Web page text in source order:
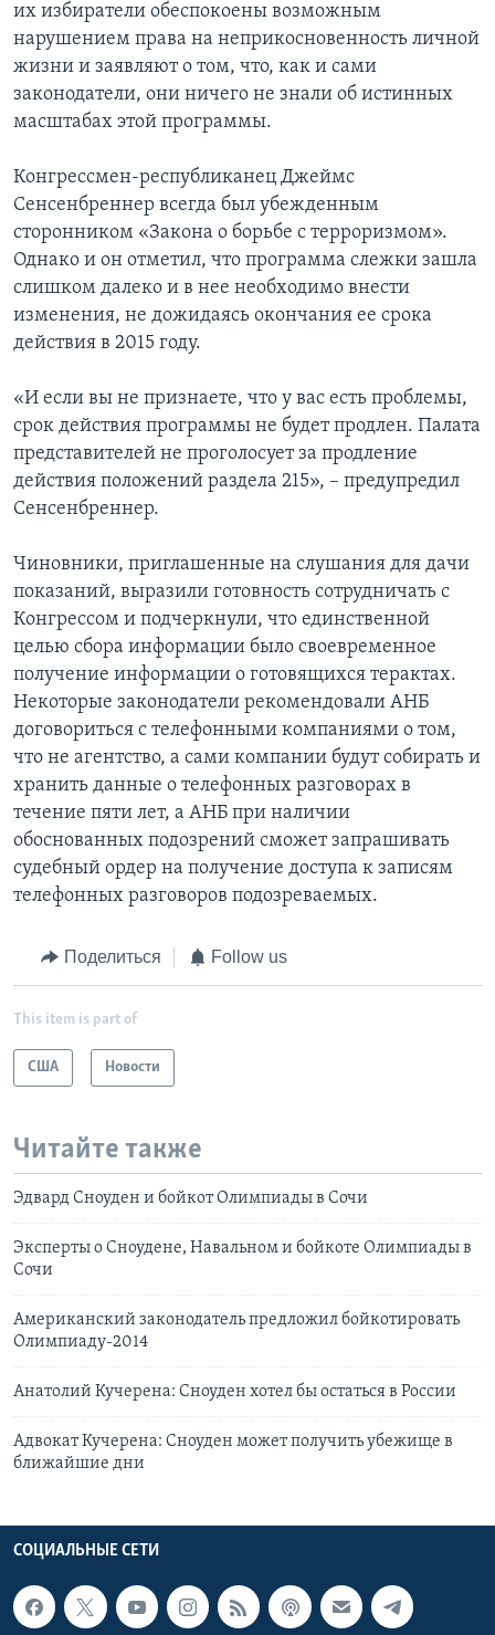
их избиратели обеспокоены возможным
нарушением права на неприкосновенность личной
жизни и заявляют о том, что, как и сами
законодатели, они ничего не знали об истинных
масштабах этой программы.
Конгрессмен-республиканец Джеймс
Сенсенбреннер всегда был убежденным
сторонником «Закона о борьбе с терроризмом».
Однако и он отметил, что программа слежки зашла
слишком далеко и в нее необходимо внести
изменения, не дожидаясь окончания ее срока
действия в 2015 году.
«И если вы не признаете, что у вас есть проблемы,
срок действия программы не будет продлен. Палата
представителей не проголосует за продление
действия положений раздела 215», – предупредил
Сенсенбреннер.
Чиновники, приглашенные на слушания для дачи
показаний, выразили готовность сотрудничать с
Конгрессом и подчеркнули, что единственной
целью сбора информации было своевременное
получение информации о готовящихся терактах.
Некоторые законодатели рекомендовали АНБ
договориться с телефонными компаниями о том,
что не агентство, а сами компании будут собирать и
хранить данные о телефонных разговорах в
течение пяти лет, а АНБ при наличии
обоснованных подозрений сможет запрашивать
судебный ордер на получение доступа к записям
телефонных разговоров подозреваемых.
Поделиться Follow us
This item is part of
США Новости
Читайте также
Эдвард Сноуден и бойкот Олимпиады в Сочи
Эксперты о Сноудене, Навальном и бойкоте Олимпиады в
Сочи
Американский законодатель предложил бойкотировать
Олимпиаду-2014
Анатолий Кучерена: Сноуден хотел бы остаться в России
Адвокат Кучерена: Сноуден может получить убежище в
ближайшие дни
СОЦИАЛЬНЫЕ СЕТИ